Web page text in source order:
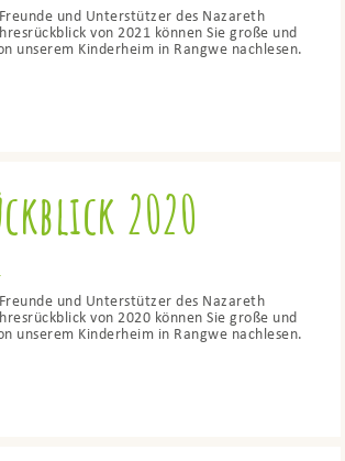
und Unterstützer des Nazareth
von 2021 können Sie große und
unserem Kinderheim in Rangwe nachlesen.
2020
und Unterstützer des Nazareth
von 2020 können Sie große und
unserem Kinderheim in Rangwe nachlesen.